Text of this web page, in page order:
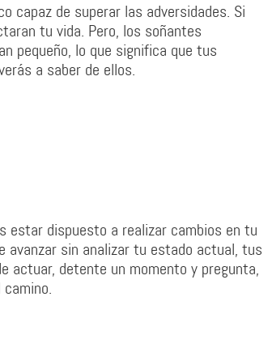
capaz de superar las adversidades. Si
tu vida. Pero, los soñantes
pequeño, lo que significa que tus
a saber de ellos.
estar dispuesto a realizar cambios en tu
avanzar sin analizar tu estado actual, tus
actuar, detente un momento y pregunta,